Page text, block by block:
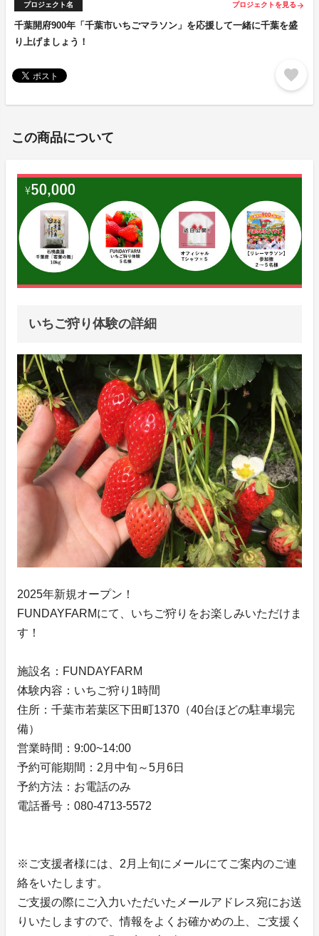
プロジェクト名 プロジェクトを見る arrow_forward
千葉開府900年「千葉市いちごマラソン」を応援して一緒に千葉を盛
り上げましょう！
favorite
この商品について
いちご狩り体験の詳細
2025年新規オープン！
FUNDAYFARMにて、いちご狩りをお楽しみいただけま
す！
施設名：FUNDAYFARM
体験内容：いちご狩り1時間
住所：千葉市若葉区下田町1370（40台ほどの駐車場完
備）
営業時間：9:00~14:00
予約可能期間：2月中旬～5月6日
予約方法：お電話のみ
電話番号：080-4713-5572
※ご支援者様には、2月上旬にメールにてご案内のご連
絡をいたします。
ご支援の際にご入力いただいたメールアドレス宛にお送
りいたしますので、情報をよくお確かめの上、ご支援く